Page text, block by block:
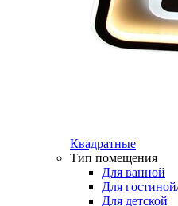
Квадратные
Тип помещения
Для ванной
Для
Для детской